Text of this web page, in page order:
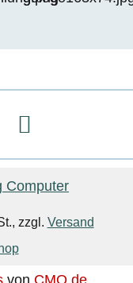
Computer
zzgl. Versand